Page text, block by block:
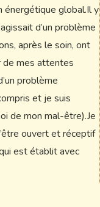
énergétique global.Il y
d’un problème
après le soin, ont
de mes attentes
problème
et je suis
de mon mal-être).Je
ouvert et réceptif
est établit avec